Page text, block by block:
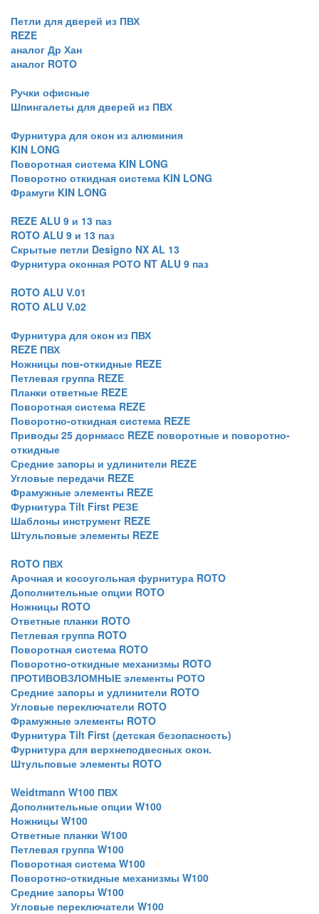
Петли для дверей из ПВХ
REZE
аналог Др Хан
аналог ROTO
Ручки офисные
Шпингалеты для дверей из ПВХ
Фурнитура для окон из алюминия
KIN LONG
Поворотная система KIN LONG
Поворотно откидная система KIN LONG
Фрамуги KIN LONG
REZE ALU 9 и 13 паз
ROTO ALU 9 и 13 паз
Скрытые петли Designo NX AL 13
Фурнитура оконная РОТО NT ALU 9 паз
ROTO ALU V.01
ROTO ALU V.02
Фурнитура для окон из ПВХ
REZE ПВХ
Ножницы пов-откидные REZE
Петлевая группа REZE
Планки ответные REZE
Поворотная система REZE
Поворотно-откидная система REZE
Приводы 25 дорнмасс REZE поворотные и поворотно-
откидные
Средние запоры и удлинители REZE
Угловые передачи REZE
Фрамужные элементы REZE
Фурнитура Tilt First РЕЗЕ
Шаблоны инструмент REZE
Штульповые элементы REZE
RОTO ПВХ
Арочная и косоугольная фурнитура ROTO
Дополнительные опции ROTO
Ножницы ROTO
Ответные планки ROTO
Петлевая группа ROTO
Поворотная система ROTO
Поворотно-откидные механизмы ROTO
ПРОТИВОВЗЛОМНЫЕ элементы РОТО
Средние запоры и удлинители ROTO
Угловые переключатели ROTO
Фрамужные элементы ROTO
Фурнитура Tilt First (детская безопасность)
Фурнитура для верхнеподвесных окон.
Штульповые элементы ROTO
Weidtmann W100 ПВХ
Дополнительные опции W100
Ножницы W100
Ответные планки W100
Петлевая группа W100
Поворотная система W100
Поворотно-откидные механизмы W100
Средние запоры W100
Угловые переключатели W100